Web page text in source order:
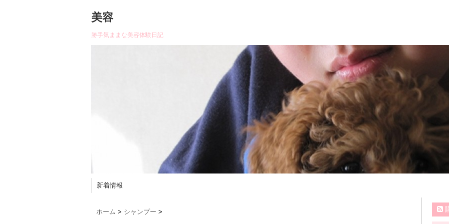
美容
勝手気ままな美容体験日記
新着情報
ホーム > シャンプー >